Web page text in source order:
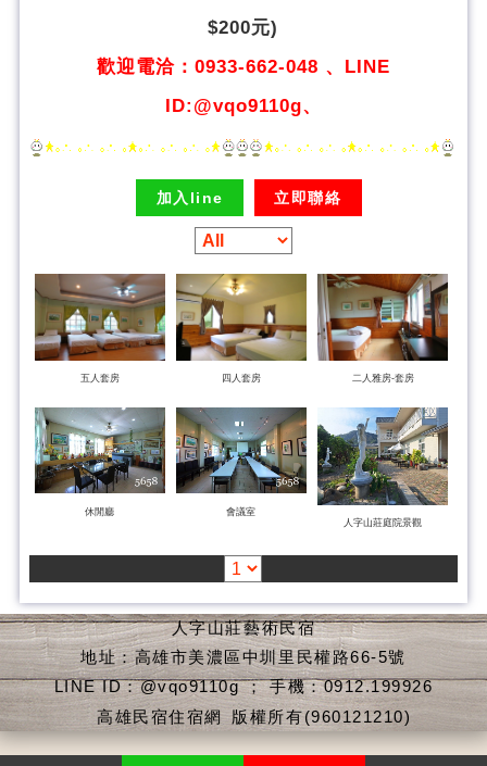
$200元)
歡迎電洽：0933-662-048 、LINE
ID:@vqo9110g、
加入line 立即聯絡
五人套房 四人套房 二人雅房-套房
休閒廳
會議室
人字山莊庭院景觀
人字山莊藝術民宿
地址：高雄市美濃區中圳里民權路66-5號
LINE ID：@vqo9110g ； 手機：0912.199926
高雄民宿住宿網 版權所有(960121210)